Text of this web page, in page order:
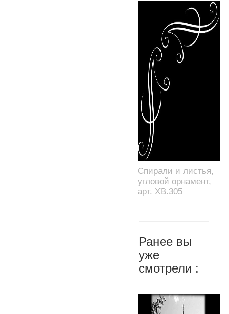
Спирали и листья,
угловой орнамент,
арт. XB.305
Ранее вы
уже
смотрели :